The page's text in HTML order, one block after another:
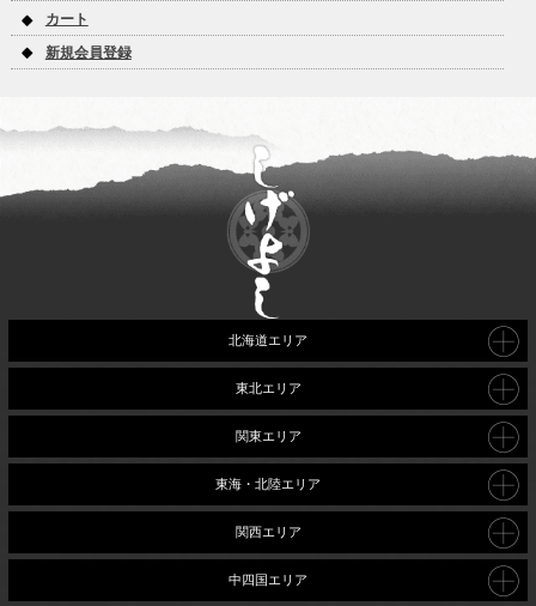
カート
新規会員登録
北海道エリア
東北エリア
関東エリア
東海・北陸エリア
関西エリア
中四国エリア